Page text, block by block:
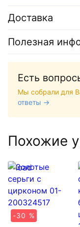
Доставка
Полезная
Есть
Мы собрали для
ответы →
Похожие
-30 %